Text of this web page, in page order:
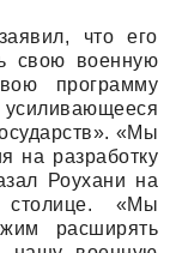
что его
свою военную
программу
усиливающееся
«Мы
на разработку
Роухани на
«Мы
расширять